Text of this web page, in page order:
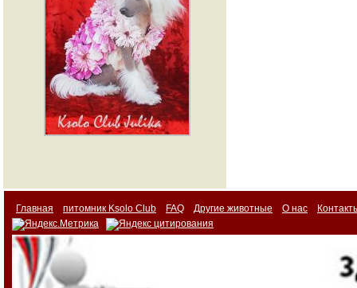
Главная питомник Ksolo Club FAQ